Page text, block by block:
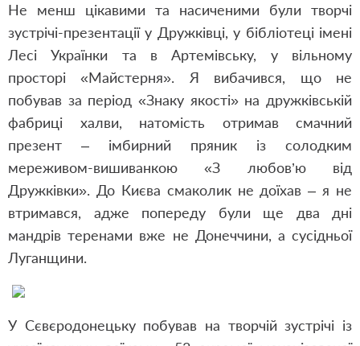
Не менш цікавими та насиченими були творчі
зустрічі-презентації у Дружківці, у бібліотеці імені
Лесі Українки та в Артемівську, у вільному
просторі «Майстерня». Я вибачився, що не
побував за період «Знаку якості» на дружківській
фабриці халви, натомість отримав смачний
презент – імбирний пряник із солодким
мереживом-вишиванкою «З любов’ю від
Дружківки». До Києва смаколик не доїхав – я не
втримався, адже попереду були ще два дні
мандрів теренами вже не Донеччини, а сусідньої
Луганщини.
У Сєвєродонецьку побував на творчій зустрічі із